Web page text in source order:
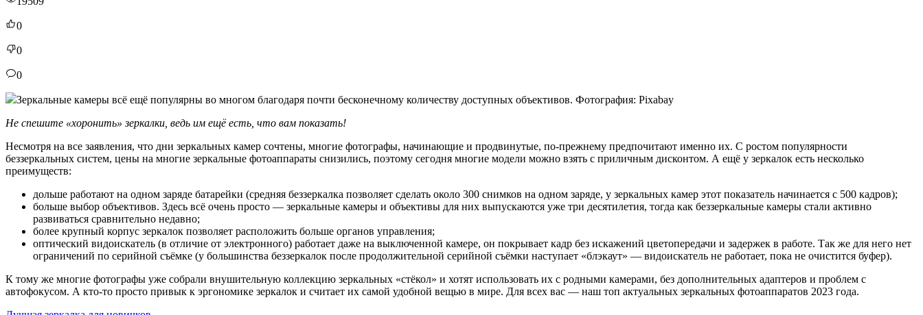
0
0
0
Зеркальные камеры всё ещё популярны во многом благодаря почти бесконечному количеству доступных объективов. Фотография: Pixabay
Не спешите «хоронить» зеркалки, ведь им ещё есть, что вам показать!
Несмотря на все заявления, что дни зеркальных камер сочтены, многие фотографы, начинающие и продвинутые, по-прежнему предпочитают именно их. С ростом популярности
беззеркальных систем, цены на многие зеркальные фотоаппараты снизились, поэтому сегодня многие модели можно взять с приличным дисконтом. А ещё у зеркалок есть несколько
преимуществ:
дольше работают на одном заряде батарейки (средняя беззеркалка позволяет сделать около 300 снимков на одном заряде, у зеркальных камер этот показатель начинается с 500 кадров);
больше выбор объективов. Здесь всё очень просто — зеркальные камеры и объективы для них выпускаются уже три десятилетия, тогда как беззеркальные камеры стали активно
развиваться сравнительно недавно;
более крупный корпус зеркалок позволяет расположить больше органов управления;
оптический видоискатель (в отличие от электронного) работает даже на выключенной камере, он покрывает кадр без искажений цветопередачи и задержек в работе. Так же для него нет
ограничений по серийной съёмке (у большинства беззеркалок после продолжительной серийной съёмки наступает «блэкаут» — видоискатель не работает, пока не очистится буфер).
К тому же многие фотографы уже собрали внушительную коллекцию зеркальных «стёкол» и хотят использовать их с родными камерами, без дополнительных адаптеров и проблем с
автофокусом. А кто-то просто привык к эргономике зеркалок и считает их самой удобной вещью в мире. Для всех вас — наш топ актуальных зеркальных фотоаппаратов 2023 года.